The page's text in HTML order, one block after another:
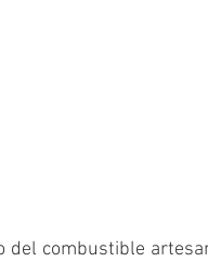
del combustible